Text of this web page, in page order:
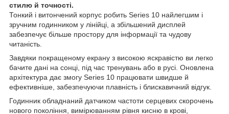
стилю й точності.
Тонкий і витончений корпус робить Series 10 найлегшим і
зручним годинником у лінійці, а збільшений дисплей
забезпечує більше простору для інформації та чудову
читаність.
Завдяки покращеному екрану з високою яскравістю ви легко
бачите дані на сонці, під час тренувань або в русі. Оновлена
архітектура дає змогу Series 10 працювати швидше й
ефективніше, забезпечуючи плавність і блискавичний відгук.
Годинник обладнаний датчиком частоти серцевих скорочень
нового покоління, вимірюванням рівня кисню в крові,